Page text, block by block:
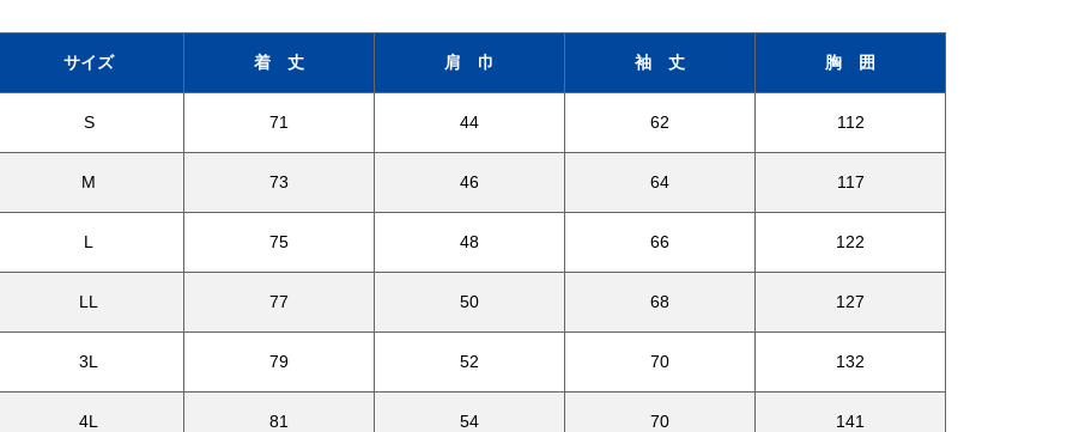
サイズ 着 丈 肩 巾 袖 丈 胸 囲
S 71 44 62 112
M 73 46 64 117
L 75 48 66 122
LL 77 50 68 127
3L 79 52 70 132
4L 81 54 70 141